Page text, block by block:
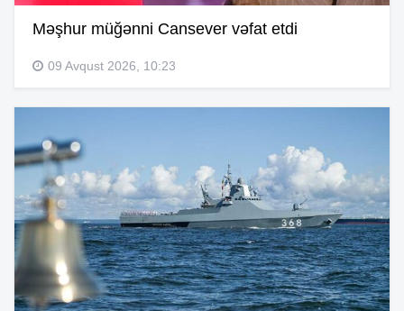
Məşhur müğənni Cansever vəfat etdi
09 Avqust 2026, 10:23